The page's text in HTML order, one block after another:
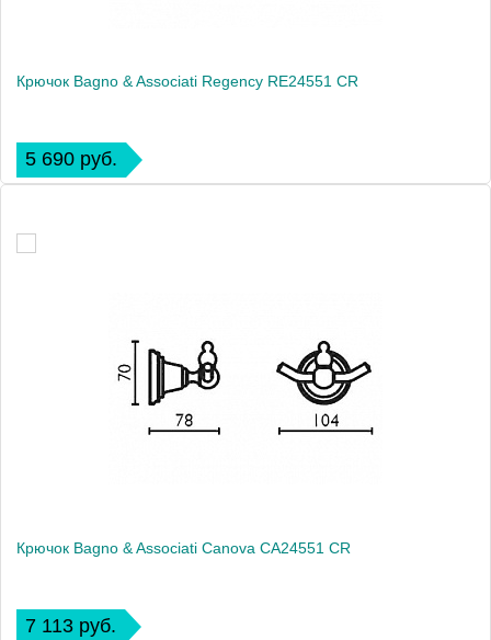
Крючок Bagno & Associati Regency RE24551 CR
5 690 руб.
Крючок Bagno & Associati Canova CA24551 CR
7 113 руб.